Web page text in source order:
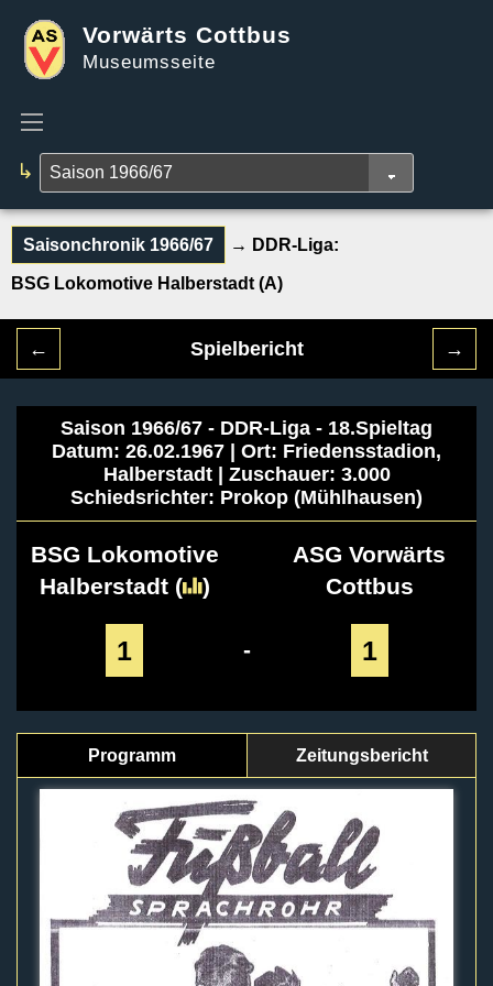
Vorwärts Cottbus
Museumsseite
↳
Saisonchronik 1966/67 → DDR-Liga:
BSG Lokomotive Halberstadt (A)
← Spielbericht →
Saison 1966/67 - DDR-Liga - 18.Spieltag
Datum: 26.02.1967 | Ort: Friedensstadion,
Halberstadt | Zuschauer: 3.000
Schiedsrichter: Prokop (Mühlhausen)
BSG Lokomotive
Halberstadt ( )
ASG Vorwärts
Cottbus
1 - 1
Programm Zeitungsbericht